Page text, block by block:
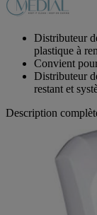
Distributeur
plastique à
Convient
Distributeur